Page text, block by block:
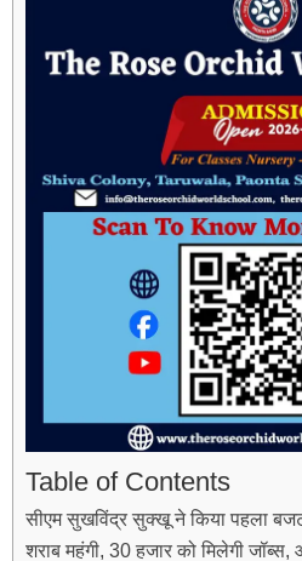
Table of Contents
सीएम सुखविंद्र सुक्खू ने किया पहला
शराब महंगी, 30 हजार को मिलेगी